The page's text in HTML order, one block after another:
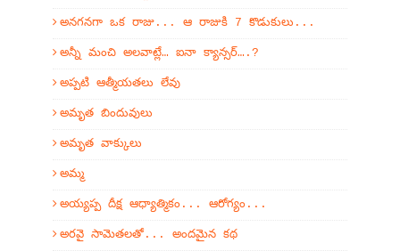
అనగనగా ఒక రాజు... ఆ రాజుకి 7 కొడుకులు...
అన్నీ మంచి అలవాట్లే… ఐనా క్యాన్సర్….?
అప్పటి ఆత్మీయతలు లేవు
అమృత బిందువులు
అమృత వాక్కులు
అమ్మ
అయ్యప్ప దీక్ష ఆధ్యాత్మికం... ఆరోగ్యం...
అరవై సామెతలతో... అందమైన కథ